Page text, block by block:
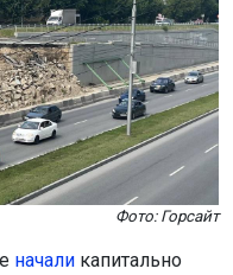
Фото: Горсайт
начали капитально